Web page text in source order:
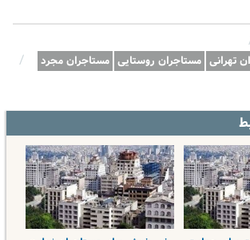
تهرانی مستاجران روستایی مستاجران مجرد /